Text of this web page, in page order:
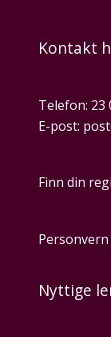
Kontakt
Telefon: 23
E-post:
Finn din
Nyttige